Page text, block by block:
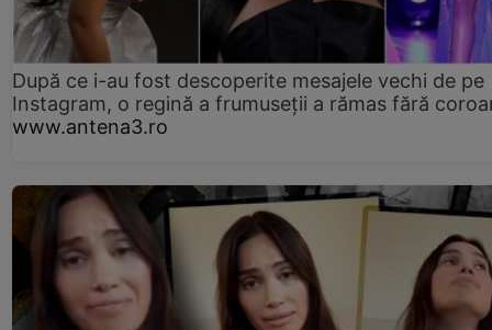
După ce i-au fost descoperite mesajele vechi de pe
Instagram, o regină a frumuseții a rămas fără
www.antena3.ro